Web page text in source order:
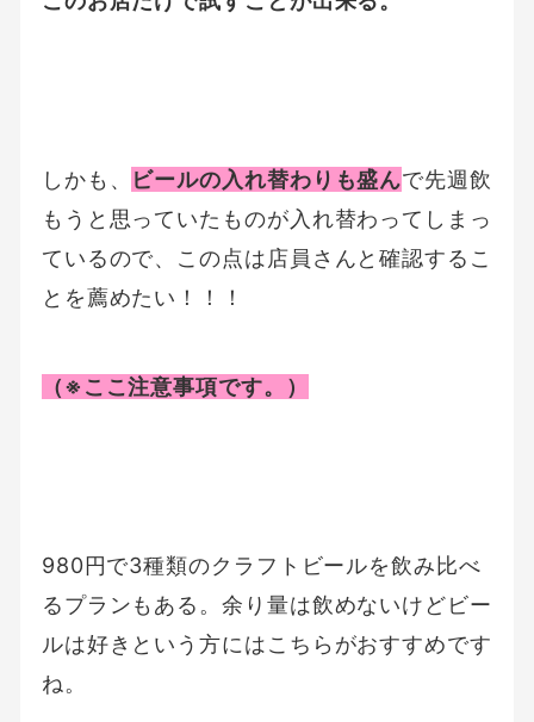
しかも、 ビールの入れ替わりも盛んで先週飲
もうと思っていたものが入れ替わってしまっ
ているので、この点は店員さんと確認するこ
とを薦めたい！！！
（※ここ注意事項です。）
980円で3種類のクラフトビールを飲み比べ
るプランもある。余り量は飲めないけどビー
ルは好きという方にはこちらがおすすめです
ね。